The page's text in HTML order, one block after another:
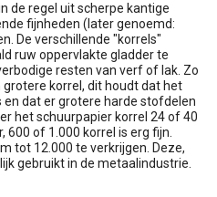
de regel uit scherpe kantige
fijnheden (later genoemd:
De verschillende "korrels"
ruw oppervlakte gladder te
resten van verf of lak. Zo
korrel, dit houdt dat het
dat er grotere harde stofdelen
het schuurpapier korrel 24 of 40
of 1.000 korrel is erg fijn.
tot 12.000 te verkrijgen. Deze,
gebruikt in de metaalindustrie.